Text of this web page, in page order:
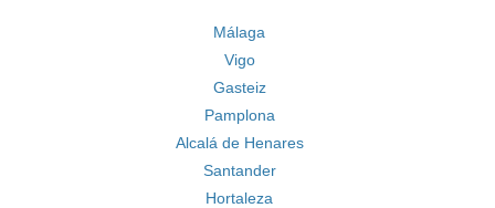
Málaga
Vigo
Gasteiz
Pamplona
Alcalá de Henares
Santander
Hortaleza